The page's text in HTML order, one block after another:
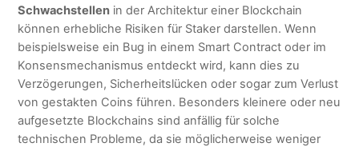
Schwachstellen in der Architektur einer Blockchain
können erhebliche Risiken für Staker darstellen. Wenn
beispielsweise ein Bug in einem Smart Contract oder im
Konsensmechanismus entdeckt wird, kann dies zu
Verzögerungen, Sicherheitslücken oder sogar zum Verlust
von gestakten Coins führen. Besonders kleinere oder neu
aufgesetzte Blockchains sind anfällig für solche
technischen Probleme, da sie möglicherweise weniger